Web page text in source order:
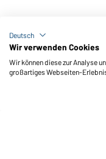
Men's Knitted
Deutsch
Wir verwenden Cookies
Wir können diese zur Analyse
großartiges Webseiten-